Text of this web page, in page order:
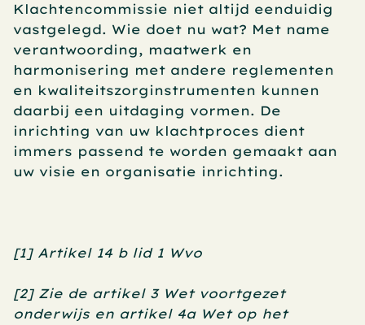
Klachtencommissie niet altijd eenduidig
vastgelegd. Wie doet nu wat? Met name
verantwoording, maatwerk en
harmonisering met andere reglementen
en kwaliteitszorginstrumenten kunnen
daarbij een uitdaging vormen. De
inrichting van uw klachtproces dient
immers passend te worden gemaakt aan
uw visie en organisatie inrichting.
[1] Artikel 14 b lid 1 Wvo
[2] Zie de artikel 3 Wet voortgezet
onderwijs en artikel 4a Wet op het